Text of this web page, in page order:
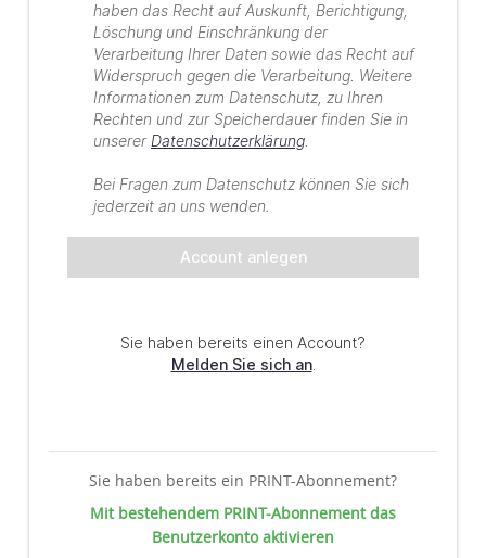
Sie haben bereits ein PRINT-Abonnement?
Mit bestehendem PRINT-Abonnement das
Benutzerkonto aktivieren